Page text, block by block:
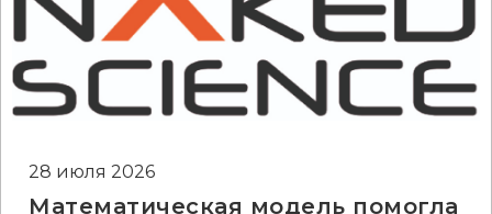
28 июля 2026
Математическая модель помогла